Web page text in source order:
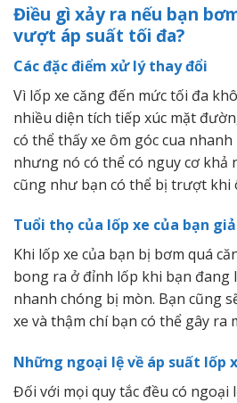
Điều gì xảy ra nếu bạn
vượt áp suất tối đa?
Các đặc điểm xử lý thay đổi
Vì lốp xe căng đến mức tối đa
nhiều diện tích tiếp xúc mặt
có thể thấy xe ôm góc cua
nhưng nó có thể có nguy cơ khả
cũng như bạn có thể bị trượt khi
Tuổi thọ của lốp xe của bạn
Khi lốp xe của bạn bị bơm quá
bong ra ở đỉnh lốp khi bạn đang
nhanh chóng bị mòn. Bạn cũng
xe và thậm chí bạn có thể gây ra
Những ngoại lệ về áp suất lốp
Đối với mọi quy tắc đều có ngoại